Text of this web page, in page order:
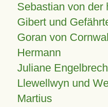
Sebastian von der
Gibert und
Goran von
Hermann
Juliane
Llewellwyn und
Martius